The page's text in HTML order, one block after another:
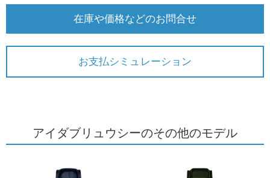
在庫や価格などのお問合せ
お支払シミュレーション
アイダブリュウシーのその他のモデル